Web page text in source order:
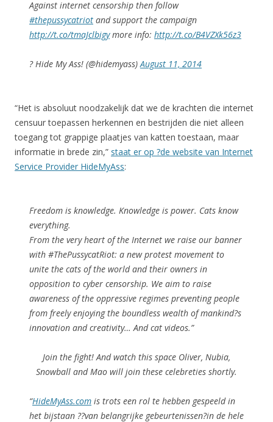
Against internet censorship then follow
#thepussycatriot and support the campaign
http://t.co/tmaJclbigymore info: http://t.co/B4VZXk56z3
? Hide My Ass! (@hidemyass)August 11, 2014
“Het is absoluut noodzakelijk dat we de krachten die internet
censuur toepassen herkennen en bestrijden die niet alleen
toegang tot grappige plaatjes van katten toestaan, maar
informatie in brede zin,” staat er op ?de website van Internet
Service Provider HideMyAss:
Freedom is knowledge. Knowledge is power. Cats know
everything.
From the very heart of the Internet we raise our banner
with #ThePussycatRiot: a new protest movement to
unite the cats of the world and their owners in
opposition to cyber censorship. We aim to raise
awareness of the oppressive regimes preventing people
from freely enjoying the boundless wealth of mankind?s
innovation and creativity… And cat videos.”
Join the fight! And watch this space Oliver, Nubia,
Snowball and Mao will join these celebreties shortly.
“HideMyAss.com is trots een rol te hebben gespeeld in
het bijstaan ??van belangrijke gebeurtenissen?in de hele